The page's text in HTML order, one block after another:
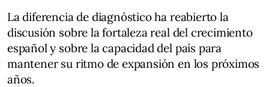
La diferencia de diagnóstico ha reabierto la
discusión sobre la fortaleza real del crecimiento
español y sobre la capacidad del país para
mantener su ritmo de expansión en los próximos
años.